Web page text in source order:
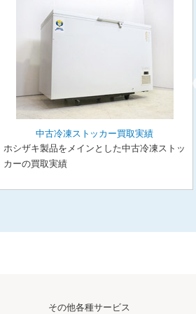
中古冷凍ストッカー買取実績
ホシザキ製品をメインとした中古冷凍ストッ
カーの買取実績
その他各種サービス